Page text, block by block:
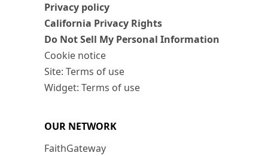
Privacy policy
California Privacy Rights
Do Not Sell My Personal Information
Cookie notice
Site: Terms of use
Widget: Terms of use
OUR NETWORK
FaithGateway